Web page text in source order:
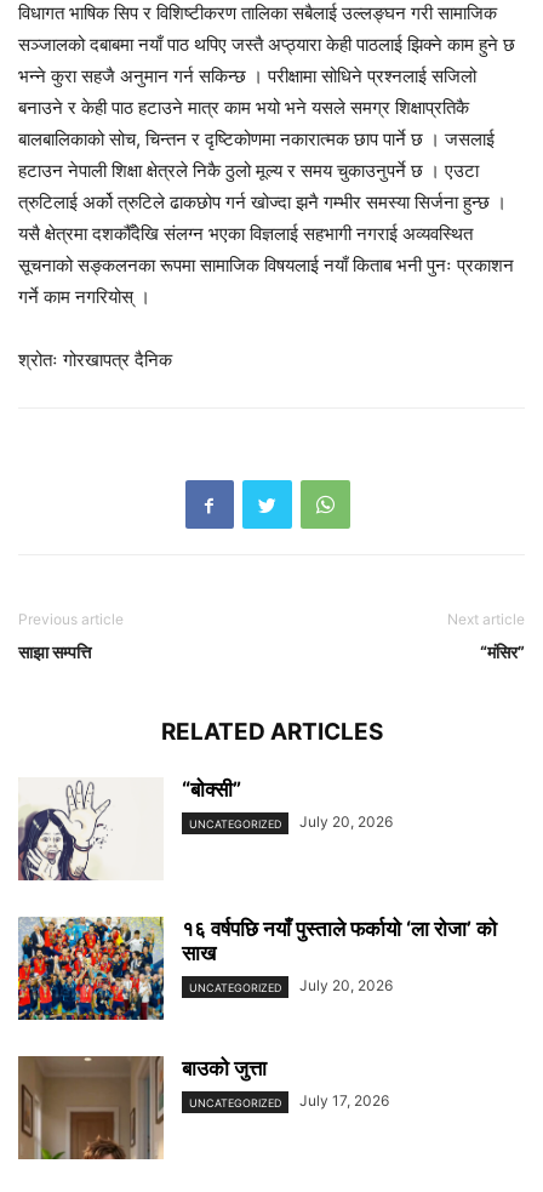
विधागत भाषिक सिप र विशिष्टीकरण तालिका सबैलाई उल्लङ्घन गरी सामाजिक
सञ्जालको दबाबमा नयाँ पाठ थपिए जस्तै अप्ठ्यारा केही पाठलाई झिक्ने काम हुने छ
भन्ने कुरा सहजै अनुमान गर्न सकिन्छ । परीक्षामा सोधिने प्रश्नलाई सजिलो
बनाउने र केही पाठ हटाउने मात्र काम भयो भने यसले समग्र शिक्षाप्रतिकै
बालबालिकाको सोच, चिन्तन र दृष्टिकोणमा नकारात्मक छाप पार्ने छ । जसलाई
हटाउन नेपाली शिक्षा क्षेत्रले निकै ठुलो मूल्य र समय चुकाउनुपर्ने छ । एउटा
त्रुटिलाई अर्को त्रुटिले ढाकछोप गर्न खोज्दा झनै गम्भीर समस्या सिर्जना हुन्छ ।
यसै क्षेत्रमा दशकौँदेखि संलग्न भएका विज्ञलाई सहभागी नगराई अव्यवस्थित
सूचनाको सङ्कलनका रूपमा सामाजिक विषयलाई नयाँ किताब भनी पुनः प्रकाशन
गर्ने काम नगरियोस् ।
श्रोतः गोरखापत्र दैनिक
Previous article
साझा सम्पत्ति
Next article
“मंसिर”
RELATED ARTICLES
“बाेक्सी”
UNCATEGORIZED July 20, 2026
१६ वर्षपछि नयाँ पुस्ताले फर्कायो ‘ला रोजा’ को
साख
UNCATEGORIZED July 20, 2026
बाउको जुत्ता
UNCATEGORIZED July 17, 2026